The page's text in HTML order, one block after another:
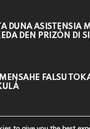
DUNA ASISTENSIA
DEN PRIZÒN DI
FALSU